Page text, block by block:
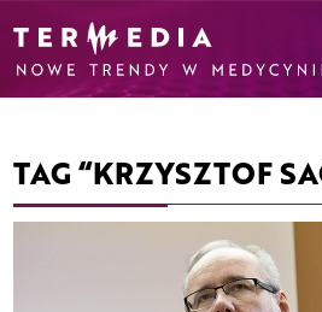
TAG “KRZYSZTOF